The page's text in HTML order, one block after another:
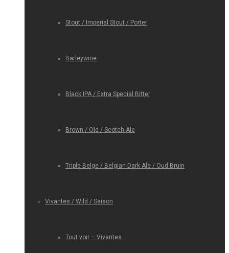
Stout / Imperial Stout / Porter
Barleywine
Black IPA / Extra Special Bitter
Brown / Old / Scotch Ale
Triple Belge / Belgian Dark Ale / Oud Bruin
Vivantes / Wild / Saison
Tout voir – Vivantes